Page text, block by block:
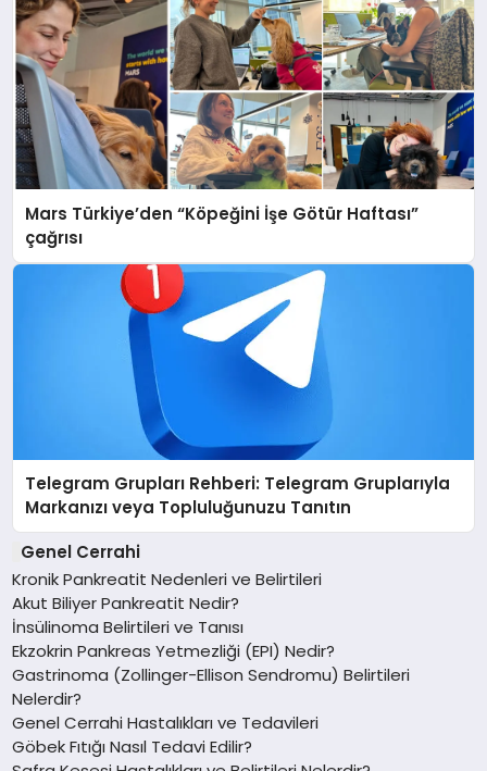
Mars Türkiye’den “Köpeğini İşe Götür Haftası”
çağrısı
Telegram Grupları Rehberi: Telegram Gruplarıyla
Markanızı veya Topluluğunuzu Tanıtın
Genel Cerrahi
Kronik Pankreatit Nedenleri ve Belirtileri
Akut Biliyer Pankreatit Nedir?
İnsülinoma Belirtileri ve Tanısı
Ekzokrin Pankreas Yetmezliği (EPI) Nedir?
Gastrinoma (Zollinger-Ellison Sendromu) Belirtileri
Nelerdir?
Genel Cerrahi Hastalıkları ve Tedavileri
Göbek Fıtığı Nasıl Tedavi Edilir?